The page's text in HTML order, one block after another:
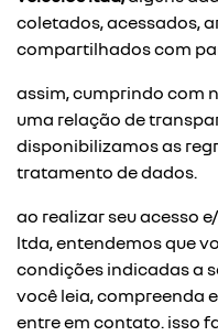
coletados, acessados,
compartilhados com
assim, cumprindo com
uma relação de
disponibilizamos as
tratamento de dados.
ao realizar seu acesso
ltda, entendemos que
condições indicadas a
você leia, compreenda
entre em contato. isso